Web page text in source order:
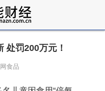
处罚200万元！
食品